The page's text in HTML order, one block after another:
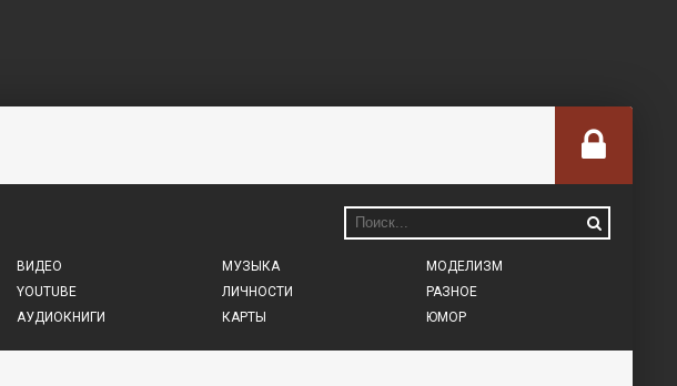
ВИДЕО
YOUTUBE
АУДИОКНИГИ
МУЗЫКА
ЛИЧНОСТИ
КАРТЫ
МОДЕЛИЗМ
РАЗНОЕ
ЮМОР